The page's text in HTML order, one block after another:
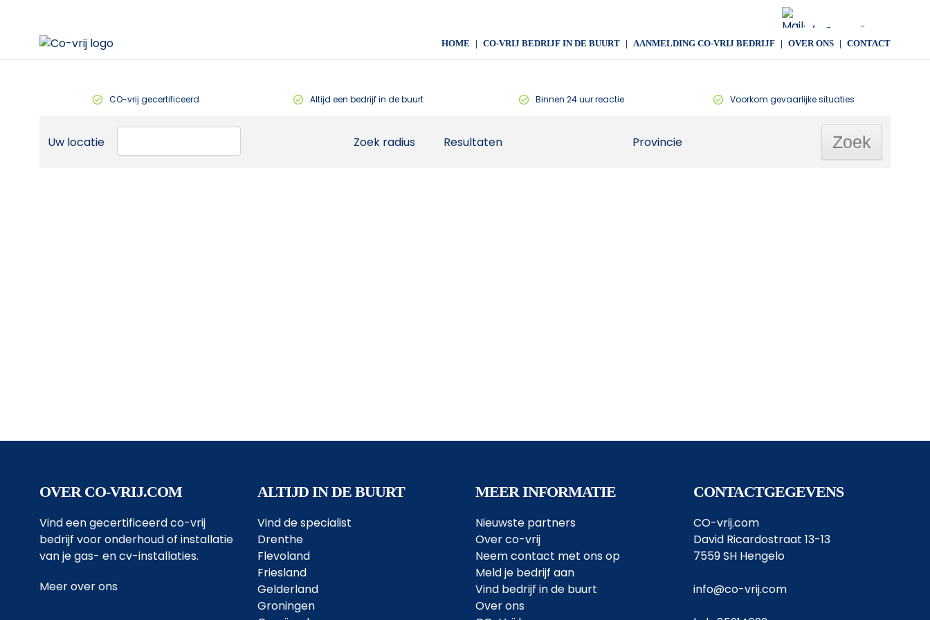
info@co-vrij.com
HOME CO-VRIJ BEDRIJF IN DE BUURT AANMELDING CO-VRIJ BEDRIJF OVER ONS CONTACT
CO-vrij gecertificeerd Altijd een bedrijf in de buurt Binnen 24 uur reactie Voorkom gevaarlijke situaties
Uw locatie Zoek radius Resultaten Provincie
OVER CO-VRIJ.COM
Vind een gecertificeerd co-vrij
bedrijf voor onderhoud of installatie
van je gas- en cv-installaties.
Meer over ons
ALTIJD IN DE BUURT
Vind de specialist
Drenthe
Flevoland
Friesland
Gelderland
Groningen
MEER INFORMATIE
Nieuwste partners
Over co-vrij
Neem contact met ons op
Meld je bedrijf aan
Vind bedrijf in de buurt
Over ons
CONTACTGEGEVENS
CO-vrij.com
David Ricardostraat 13-13
7559 SH Hengelo
info@co-vrij.com